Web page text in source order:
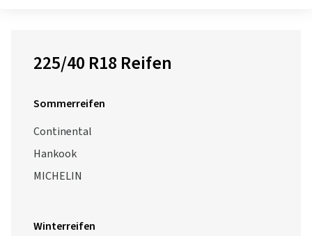
225/40 R18 Reifen
Sommerreifen
Continental
Hankook
MICHELIN
Winterreifen